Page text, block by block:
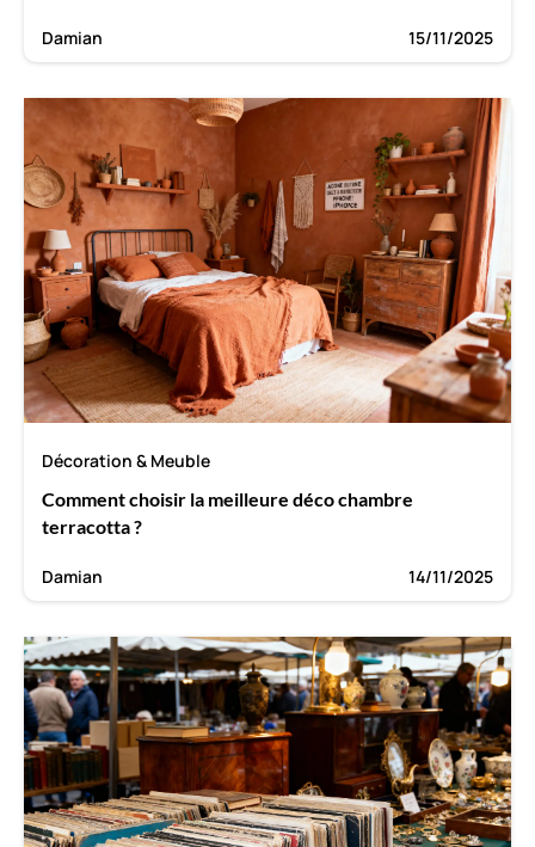
Damian 15/11/2025
Décoration & Meuble
Comment choisir la meilleure déco chambre
terracotta ?
Damian 14/11/2025